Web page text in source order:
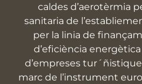
caldes d’aerotèrmia
sanitaria de
per la linia de
d’eficiència
d’empreses
marc de l’instrument